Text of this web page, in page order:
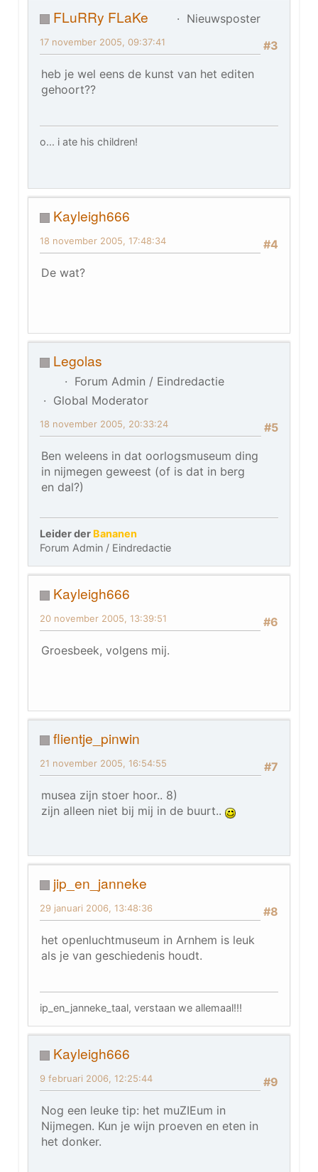
FLuRRy FLaKe
Nieuwsposter
#3
17 november 2005, 09:37:41
heb je wel eens de kunst van het editen
gehoort??
o... i ate his children!
Kayleigh666
#4
18 november 2005, 17:48:34
De wat?
Legolas
Forum Admin / Eindredactie
Global Moderator
#5
18 november 2005, 20:33:24
Ben weleens in dat oorlogsmuseum ding
in nijmegen geweest (of is dat in berg
en dal?)
Leider der Bananen
Forum Admin / Eindredactie
Kayleigh666
#6
20 november 2005, 13:39:51
Groesbeek, volgens mij.
flientje_pinwin
#7
21 november 2005, 16:54:55
musea zijn stoer hoor.. 8)
zijn alleen niet bij mij in de buurt..
jip_en_janneke
#8
29 januari 2006, 13:48:36
het openluchtmuseum in Arnhem is leuk
als je van geschiedenis houdt.
ip_en_janneke_taal, verstaan we allemaal!!!
Kayleigh666
#9
9 februari 2006, 12:25:44
Nog een leuke tip: het muZIEum in
Nijmegen. Kun je wijn proeven en eten in
het donker.